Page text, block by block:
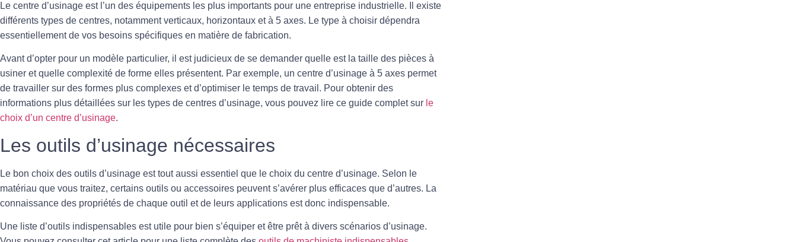
Le centre d’usinage est l’un des équipements les plus importants pour une entreprise industrielle. Il existe
différents types de centres, notamment verticaux, horizontaux et à 5 axes. Le type à choisir dépendra
essentiellement de vos besoins spécifiques en matière de fabrication.
Avant d’opter pour un modèle particulier, il est judicieux de se demander quelle est la taille des pièces à
usiner et quelle complexité de forme elles présentent. Par exemple, un centre d’usinage à 5 axes permet
de travailler sur des formes plus complexes et d’optimiser le temps de travail. Pour obtenir des
informations plus détaillées sur les types de centres d’usinage, vous pouvez lire ce guide complet sur le
choix d’un centre d’usinage.
Les outils d’usinage nécessaires
Le bon choix des outils d’usinage est tout aussi essentiel que le choix du centre d’usinage. Selon le
matériau que vous traitez, certains outils ou accessoires peuvent s’avérer plus efficaces que d’autres. La
connaissance des propriétés de chaque outil et de leurs applications est donc indispensable.
Une liste d’outils indispensables est utile pour bien s’équiper et être prêt à divers scénarios d’usinage.